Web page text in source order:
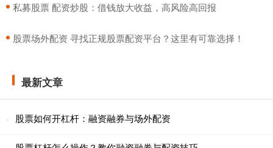
​私募股票 配资炒股：借钱放大收益，高风险高回报
​股票场外配资 寻找正规股票配资平台？这里有可靠选择！
最新文章
股票如何开杠杆：融资融券与场外配资